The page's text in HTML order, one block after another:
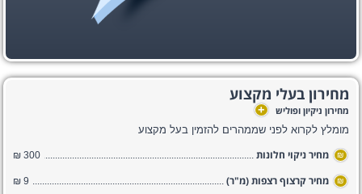
מחירון בעלי מקצוע
מחירון ניקיון ופוליש +
מומלץ לקרוא לפני שממהרים להזמין בעל מקצוע
₪ מחיר ניקוי חלונות 300 ₪
₪ מחיר קרצוף רצפות (מ"ר) 9 ₪